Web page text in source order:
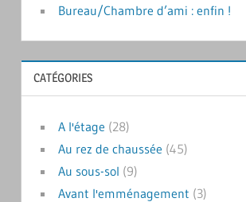
Bureau/Chambre d’ami : enfin !
CATÉGORIES
A l'étage (28)
Au rez de chaussée (45)
Au sous-sol (9)
Avant l'emménagement (3)